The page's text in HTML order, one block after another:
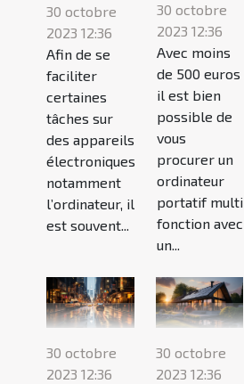
30 octobre
2023 12:36
Afin de se
faciliter
certaines
tâches sur
des appareils
électroniques
notamment
l’ordinateur, il
est souvent...
30 octobre
2023 12:36
Avec moins
de 500 euros
il est bien
possible de
vous
procurer un
ordinateur
portatif multi
fonction avec
un...
30 octobre
2023 12:36
30 octobre
2023 12:36